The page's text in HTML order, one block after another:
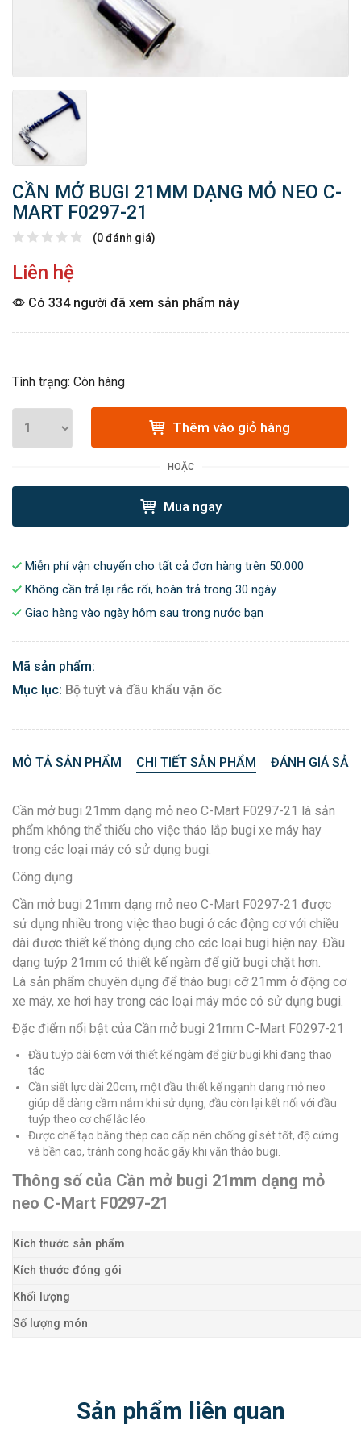
CẦN MỞ BUGI 21MM DẠNG MỎ NEO C-
MART F0297-21
(0 đánh giá)
Liên hệ
Có 334 người đã xem sản phẩm này
Tình trạng: Còn hàng
Thêm vào giỏ hàng
HOẶC
Mua ngay
Miễn phí vận chuyển cho tất cả đơn hàng trên 50.000
Không cần trả lại rắc rối, hoàn trả trong 30 ngày
Giao hàng vào ngày hôm sau trong nước bạn
Mã sản phẩm:
Mục lục: Bộ tuýt và đầu khẩu vặn ốc
MÔ TẢ SẢN PHẨM CHI TIẾT SẢN PHẨM ĐÁNH GIÁ
Cần mở bugi 21mm dạng mỏ neo C-Mart F0297-21 là sản
phẩm không thể thiếu cho việc tháo lắp bugi xe máy hay
trong các loại máy có sử dụng bugi.
Công dụng
Cần mở bugi 21mm dạng mỏ neo C-Mart F0297-21 được
sử dụng nhiều trong việc thao bugi ở các động cơ với chiều
dài được thiết kế thông dụng cho các loại bugi hiện nay. Đầu
dạng tuýp 21mm có thiết kế ngàm để giữ bugi chặt hơn.
Là sản phẩm chuyên dụng để tháo bugi cỡ 21mm ở động cơ
xe máy, xe hơi hay trong các loại máy móc có sử dụng bugi.
Đặc điểm nổi bật của Cần mở bugi 21mm C-Mart F0297-21
Đầu tuýp dài 6cm với thiết kế ngàm để giữ bugi khi đang thao
tác
Cần siết lực dài 20cm, một đầu thiết kế ngạnh dạng mỏ neo
giúp dễ dàng cầm nắm khi sử dụng, đầu còn lại kết nối với đầu
tuýp theo cơ chế lắc léo.
Được chế tạo bằng thép cao cấp nên chống gỉ sét tốt, độ cứng
và bền cao, tránh cong hoặc gãy khi vặn tháo bugi.
Thông số của Cần mở bugi 21mm dạng mỏ
neo C-Mart F0297-21
Kích thước sản phẩm
Kích thước đóng gói
Khối lượng
Số lượng món
Sản phẩm liên quan